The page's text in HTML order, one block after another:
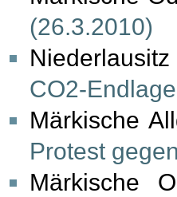
(26.3.2010)
CO2-
Märkische
Protest
Märkische